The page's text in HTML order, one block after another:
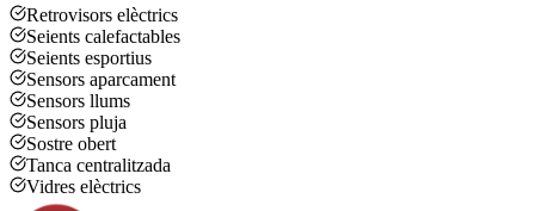
Retrovisors elèctrics
Seients calefactables
Seients esportius
Sensors aparcament
Sensors llums
Sensors pluja
Sostre obert
Tanca centralitzada
Vidres elèctrics